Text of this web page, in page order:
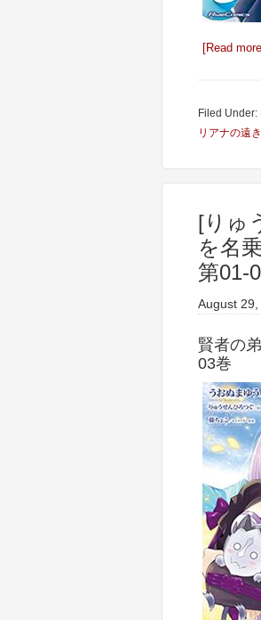
[Read
Filed Under:
リアナの遠
[りゅ
を名
第01-
August 29,
賢者の
03巻